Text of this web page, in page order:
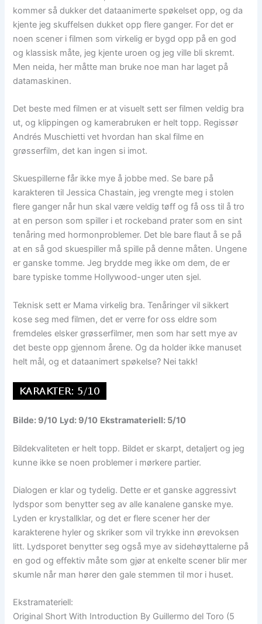
kommer så dukker det dataanimerte spøkelset opp, og da
kjente jeg skuffelsen dukket opp flere ganger. For det er
noen scener i filmen som virkelig er bygd opp på en god
og klassisk måte, jeg kjente uroen og jeg ville bli skremt.
Men neida, her måtte man bruke noe man har laget på
datamaskinen.
Det beste med filmen er at visuelt sett ser filmen veldig bra
ut, og klippingen og kamerabruken er helt topp. Regissør
Andrés Muschietti vet hvordan han skal filme en
grøsserfilm, det kan ingen si imot.
Skuespillerne får ikke mye å jobbe med. Se bare på
karakteren til Jessica Chastain, jeg vrengte meg i stolen
flere ganger når hun skal være veldig tøff og få oss til å tro
at en person som spiller i et rockeband prater som en sint
tenåring med hormonproblemer. Det ble bare flaut å se på
at en så god skuespiller må spille på denne måten. Ungene
er ganske tomme. Jeg brydde meg ikke om dem, de er
bare typiske tomme Hollywood-unger uten sjel.
Teknisk sett er Mama virkelig bra. Tenåringer vil sikkert
kose seg med filmen, det er verre for oss eldre som
fremdeles elsker grøsserfilmer, men som har sett mye av
det beste opp gjennom årene. Og da holder ikke manuset
helt mål, og et dataanimert spøkelse? Nei takk!
Bilde: 9/10 Lyd: 9/10 Ekstramateriell: 5/10
Bildekvaliteten er helt topp. Bildet er skarpt, detaljert og jeg
kunne ikke se noen problemer i mørkere partier.
Dialogen er klar og tydelig. Dette er et ganske aggressivt
lydspor som benytter seg av alle kanalene ganske mye.
Lyden er krystallklar, og det er flere scener her der
karakterene hyler og skriker som vil trykke inn ørevoksen
litt. Lydsporet benytter seg også mye av sidehøyttalerne på
en god og effektiv måte som gjør at enkelte scener blir mer
skumle når man hører den gale stemmen til mor i huset.
Ekstramateriell:
Original Short With Introduction By Guillermo del Toro (5